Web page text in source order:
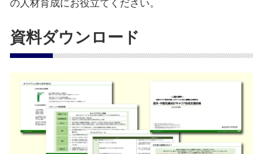
の人材育成にお役立てください。
資料ダウンロード